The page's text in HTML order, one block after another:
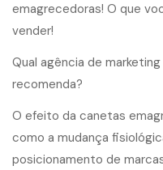
emagrecedoras! O que
vender!
Qual agência de
recomenda?
O efeito da canetas
como a mudança
posicionamento de